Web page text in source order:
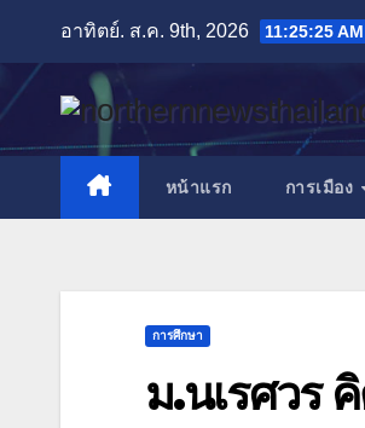
content
อาทิตย์. ส.ค. 9th, 2026 11:25:27 AM
หน้าแรก การเมือง
การศึกษา
ม.นเรศวร